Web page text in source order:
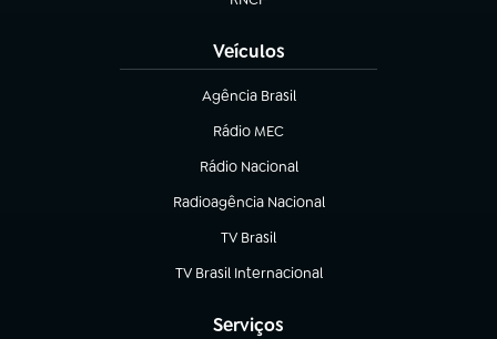
(abre em nova aba)
Veículos
Agência Brasil
(abre em nova aba)
Rádio MEC
Rádio Nacional
(abre em nova aba)
Radioagência Nacional
(abre em nova aba)
TV Brasil
(abre em nova aba)
TV Brasil Internacional
(abre em nova aba)
Serviços